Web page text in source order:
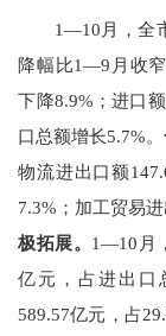
1—10 月，全
降幅比1—9 月收窄
下降8.9% ；进口额
口总额增长5.7%。
物流进出口额
7.3% ； 加工贸易
极拓展。 1—10 月
亿元，占进出口
589.57亿元，占